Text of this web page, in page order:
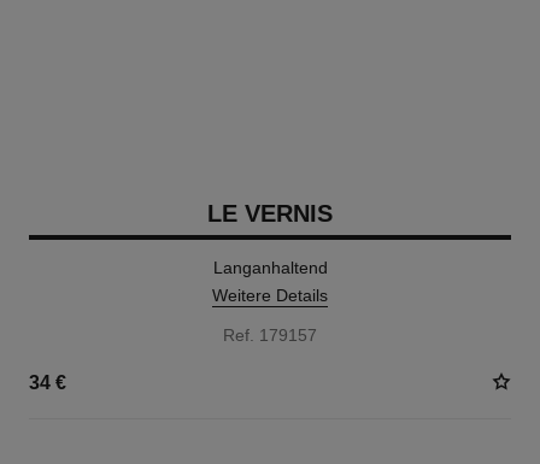
LE VERNIS
Langanhaltend
Weitere Details
Ref. 179157
34 €